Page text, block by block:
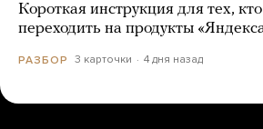
Короткая инструкция для тех,
переходить на продукты
РАЗБОР 3 карточки 4 дня назад